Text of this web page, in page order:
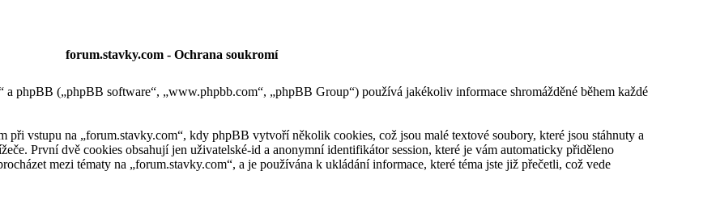
forum.stavky.com - Ochrana soukromí
phpBB („phpBB software“, „www.phpbb.com“, „phpBB Group“) používá jakékoliv informace shromážděné během každé
při vstupu na „forum.stavky.com“, kdy phpBB vytvoří několik cookies, což jsou malé textové soubory, které jsou stáhnuty a
První dvě cookies obsahují jen uživatelské-id a anonymní identifikátor session, které je vám automaticky přiděleno
mezi tématy na „forum.stavky.com“, a je používána k ukládání informace, které téma jste již přečetli, což vede